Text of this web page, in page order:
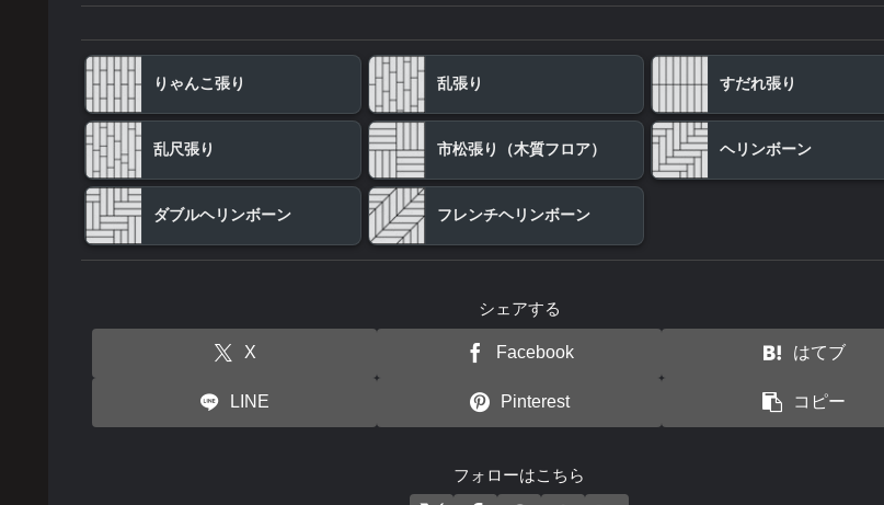
りゃんこ張り 乱張り すだれ張り
乱尺張り 市松張り（木質フロア） ヘリンボーン
ダブルヘリンボーン フレンチヘリンボーン
シェアする
X Facebook はてブ
LINE Pinterest コピー
フォローはこちら